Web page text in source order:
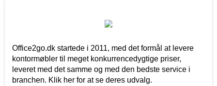
Office2go.dk startede i 2011, med det formål at levere
kontormøbler til meget konkurrencedygtige priser,
leveret med det samme og med den bedste service i
branchen. Klik her for at se deres udvalg.